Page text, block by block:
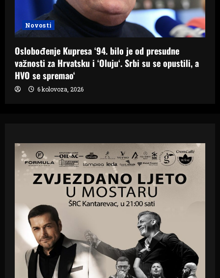
Novosti
Oslobođenje Kupresa ‘94. bilo je od presudne
važnosti za Hrvatsku i ‘Oluju‘. Srbi su se opustili, a
HVO se spremao‘
6 kolovoza, 2026